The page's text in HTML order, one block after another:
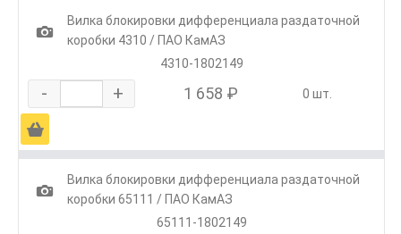
1
Вилка блокировки дифференциала раздаточной
коробки 4310 / ПАО КамАЗ
4310-1802149
- + 1 658 ₽ 0 шт.
Ä
1
Вилка блокировки дифференциала раздаточной
коробки 65111 / ПАО КамАЗ
65111-1802149